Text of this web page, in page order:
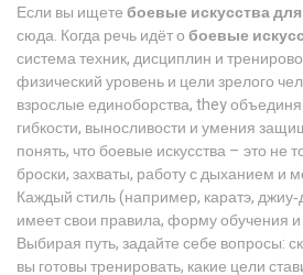
Если вы ищетебоевые искусства
сюда. Когда речь идёт обоевые
система техник, дисциплин и
физический уровень и цели зрелого
взрослые единоборства, they
гибкости, выносливости и умения
понять, что боевые искусства – это не
броски, захваты, работу с дыханием и
Каждый стиль (например, каратэ,
имеет свои правила, форму обучения
Выбирая путь, задайте себе вопросы:
вы готовы тренировать, какие цели